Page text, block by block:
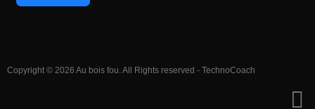
Copyright © 2026 Au bois fou. All Rights reserved - TechnoCoach